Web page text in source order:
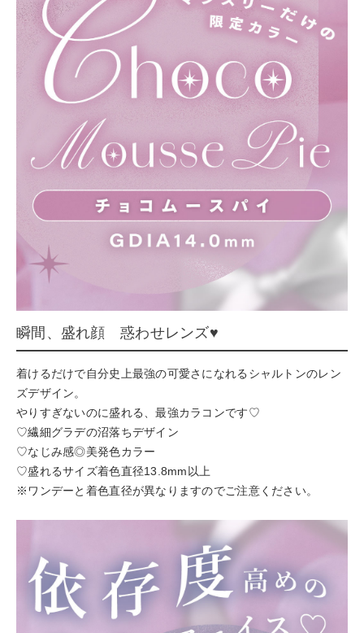
瞬間、盛れ顔 惑わせレンズ♥
着けるだけで自分史上最強の可愛さになれるシャルトンのレン
ズデザイン。
やりすぎないのに盛れる、最強カラコンです♡
♡繊細グラデの沼落ちデザイン
♡なじみ感◎美発色カラー
♡盛れるサイズ着色直径13.8mm以上
※ワンデーと着色直径が異なりますのでご注意ください。